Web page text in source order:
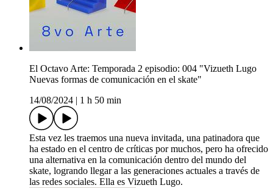
El Octavo Arte: Temporada 2 episodio: 004 "Vizueth Lugo
Nuevas formas de comunicación en el skate"
14/08/2024
1 h 50 min
Esta vez les traemos una nueva invitada, una patinadora que
ha estado en el centro de críticas por muchos, pero ha ofrecido
una alternativa en la comunicación dentro del mundo del
skate, logrando llegar a las generaciones actuales a través de
las redes sociales. Ella es Vizueth Lugo.